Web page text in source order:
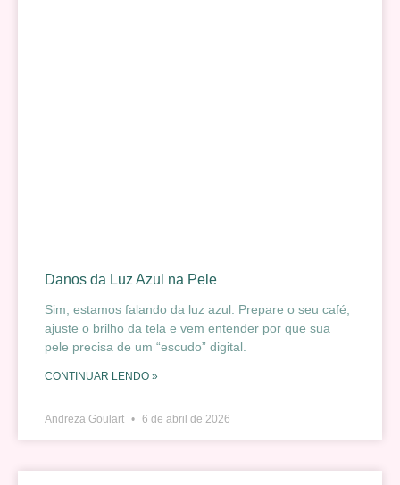
Danos da Luz Azul na Pele
Sim, estamos falando da luz azul. Prepare o seu café,
ajuste o brilho da tela e vem entender por que sua
pele precisa de um “escudo” digital.
CONTINUAR LENDO »
Andreza Goulart 6 de abril de 2026